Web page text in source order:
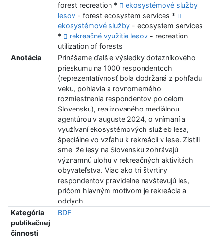
forest recreation *
ekosystémové služby
lesov- forest ecosystem services *
ekosystémové služby- ecosystem services
*
rekreačné využitie lesov- recreation
utilization of forests
Anotácia
Prinášame ďalšie výsledky dotazníkového
prieskumu na 1000 respondentoch
(reprezentatívnosť bola dodržaná z pohľadu
veku, pohlavia a rovnomerného
rozmiestnenia respondentov po celom
Slovensku), realizovaného mediálnou
agentúrou v auguste 2024, o vnímaní a
využívaní ekosystémových služieb lesa,
špeciálne vo vzťahu k rekreácii v lese. Zistili
sme, že lesy na Slovensku zohrávajú
významnú ulohu v rekreačných aktivitách
obyvateľstva. Viac ako tri štvrtiny
respondentov pravidelne navštevujú les,
pričom hlavným motívom je rekreácia a
oddych.
Kategória
publikačnej
činnosti
BDF